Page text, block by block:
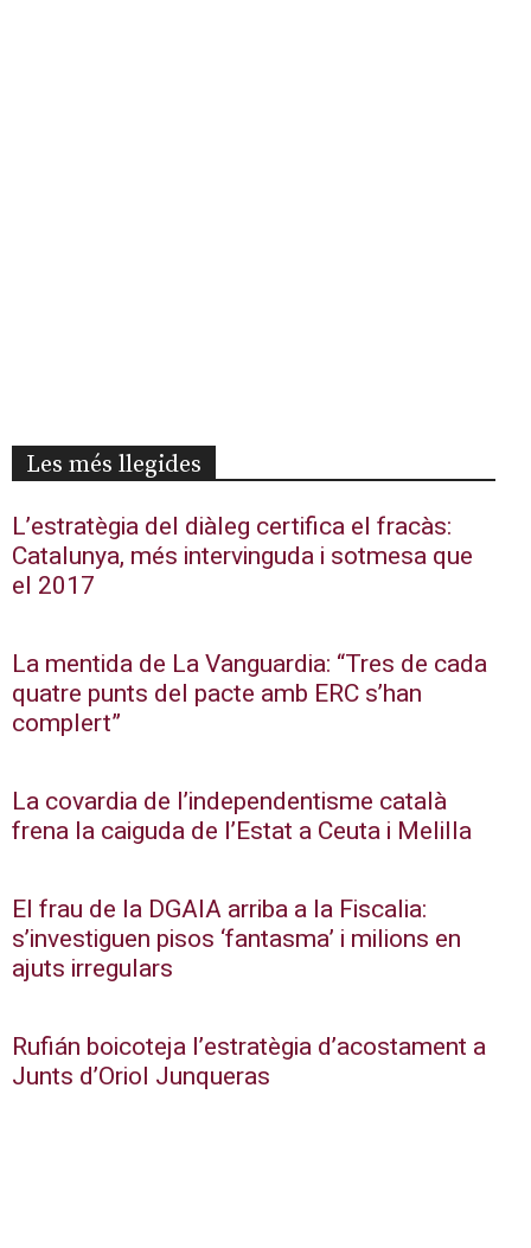
Les més llegides
L’estratègia del diàleg certifica el fracàs:
Catalunya, més intervinguda i sotmesa que
el 2017
La mentida de La Vanguardia: “Tres de cada
quatre punts del pacte amb ERC s’han
complert”
La covardia de l’independentisme català
frena la caiguda de l’Estat a Ceuta i Melilla
El frau de la DGAIA arriba a la Fiscalia:
s’investiguen pisos ‘fantasma’ i milions en
ajuts irregulars
Rufián boicoteja l’estratègia d’acostament a
Junts d’Oriol Junqueras